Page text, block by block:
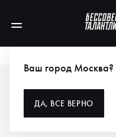
Ваш город Москва?
ДА, ВСЕ ВЕРНО